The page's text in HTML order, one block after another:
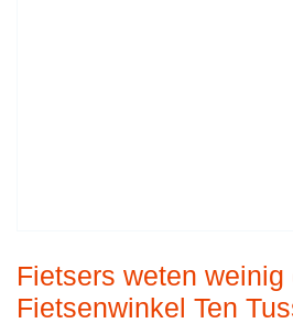
Fietsers weten weinig
Fietsenwinkel Ten